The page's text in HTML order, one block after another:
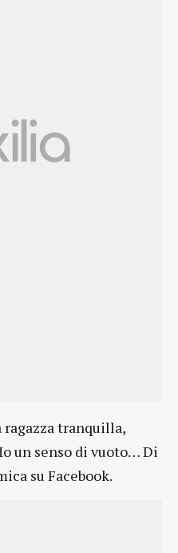
ragazza tranquilla,
un senso di vuoto… Di
su Facebook.